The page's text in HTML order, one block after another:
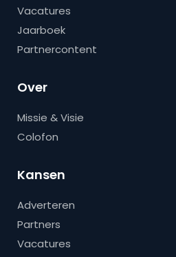
Vacatures
Jaarboek
Partnercontent
Over
Missie & Visie
Colofon
Kansen
Adverteren
Partners
Vacatures